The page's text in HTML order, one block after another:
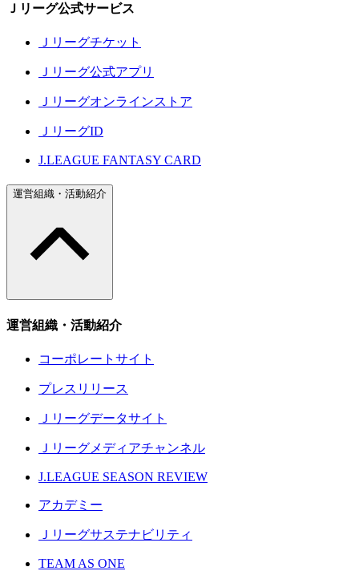
Ｊリーグ公式サービス
Ｊリーグチケット
Ｊリーグ公式アプリ
Ｊリーグオンラインストア
ＪリーグID
J.LEAGUE FANTASY CARD
運営組織・活動紹介
運営組織・活動紹介
コーポレートサイト
プレスリリース
Ｊリーグデータサイト
Ｊリーグメディアチャンネル
J.LEAGUE SEASON REVIEW
アカデミー
Ｊリーグサステナビリティ
TEAM AS ONE